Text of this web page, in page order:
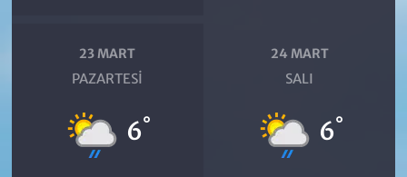
23 MART
PAZARTESI
6°
24 MART
SALI
6°